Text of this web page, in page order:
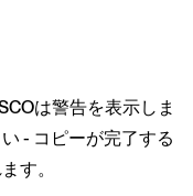
は警告を表示しま
- コピーが完了する
す。